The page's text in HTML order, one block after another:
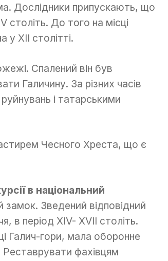
Дослідники припускають, що
століть. До того на місці
ХІІ столітті.
Спалений він був
Галичину. За різних часів
і татарськими
Чесного Хреста, що є
в національний
Зведений відповідний
в період ХІV- ХVІІ століть.
Галич-гори, мала оборонне
Реставрувати фахівцям